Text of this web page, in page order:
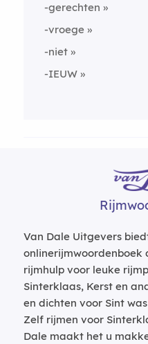
-gerechten
-vroege
-niet
-IEUW
Van Dale Uitgevers
onlinerijmwoordenboek
rijmhulp voor leuke
Sinterklaas, Kerst en
en dichten voor Sint
Zelf rijmen voor
Dale maakt het u